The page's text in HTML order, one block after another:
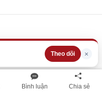
Bình luận Chia sẻ
Theo dõi ×